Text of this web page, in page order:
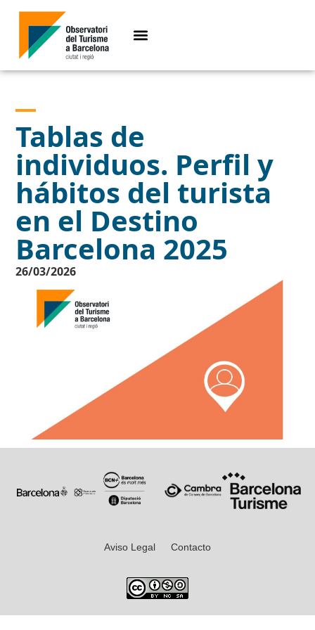
Tablas de
individuos. Perfil y
hábitos del turista
en el Destino
Barcelona 2025
26/03/2026
Aviso Legal Contacto